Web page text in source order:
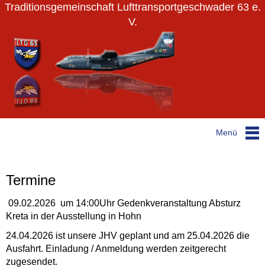
Traditionsgemeinschaft Lufttransportgeschwader 63 e.
V.
Menü
Termine
09.02.2026 um 14:00Uhr Gedenkveranstaltung Absturz
Kreta in der Ausstellung in Hohn
24.04.2026 ist unsere JHV geplant und am 25.04.2026 die
Ausfahrt. Einladung / Anmeldung werden zeitgerecht
zugesendet.